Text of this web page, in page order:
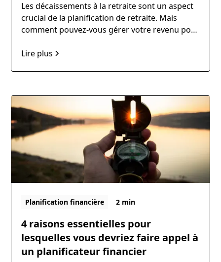
Les décaissements à la retraite sont un aspect
crucial de la planification de retraite. Mais
comment pouvez-vous gérer votre revenu pour
Lire plus
Planification financière 2 min
4 raisons essentielles pour
lesquelles vous devriez faire appel à
un planificateur financier